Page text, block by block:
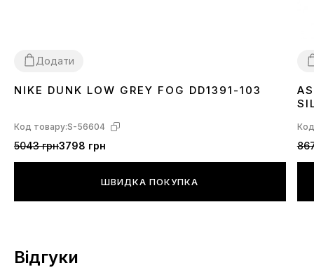
Додати
3637 383940 4142 43 44 45
NIKE DUNK LOW GREY FOG DD1391-103
Код товару:S-56604
5043 грн3798 грн
ШВИДКА ПОКУПКА
Відгуки